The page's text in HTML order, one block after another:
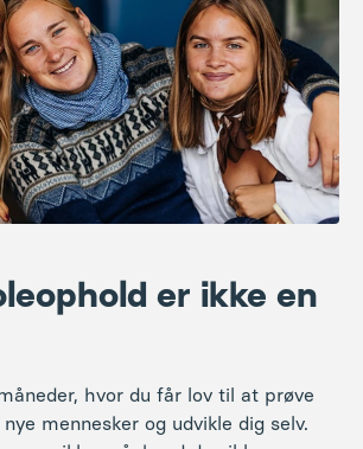
er ikke en
hvor du får lov til at prøve
mennesker og udvikle dig selv.